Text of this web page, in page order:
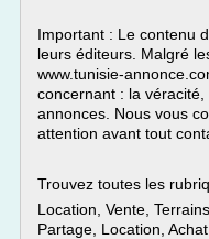
Important : Le contenu
leurs éditeurs. Malgré
www.tunisie-
concernant : la
annonces. Nous vous
attention avant tout
Trouvez toutes les
Location, Vente,
Partage, Location,